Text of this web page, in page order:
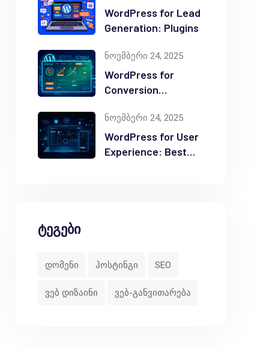
WordPress for Lead
Generation: Plugins
ნოემბერი 24, 2025
WordPress for
Conversion
ნოემბერი 24, 2025
WordPress for User
Experience: Best
ტეგები
დომენი ჰოსტინგი SEO
ვებ დიზაინი ვებ-განვითარება